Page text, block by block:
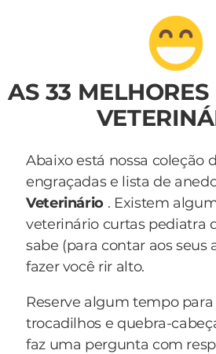
AS 33
Abaixo está nossa coleção
engraçadas e lista de
Veterinário . Existem
veterinário curtas pediatra
sabe (para contar aos seus
fazer você rir alto.
Reserve algum tempo
trocadilhos e quebra-
faz uma pergunta com